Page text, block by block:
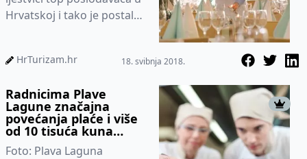
Hrvatskoj i tako je postala
HrTurizam.hr 18. svibnja 2018.
Radnicima Plave
Lagune značajna
povećanja plaće i više
od 10 tisuća kuna
dodatnih nagrada
Foto: Plava Laguna